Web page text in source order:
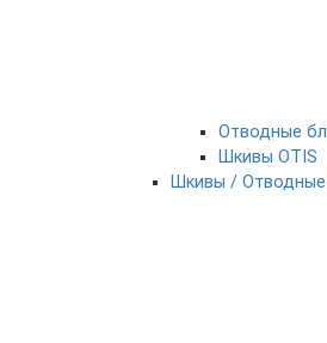
Отводные
Шкивы OTIS
Шкивы /